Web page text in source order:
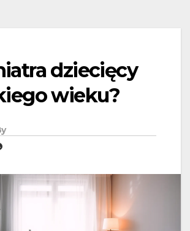
dziecięcy
wieku?